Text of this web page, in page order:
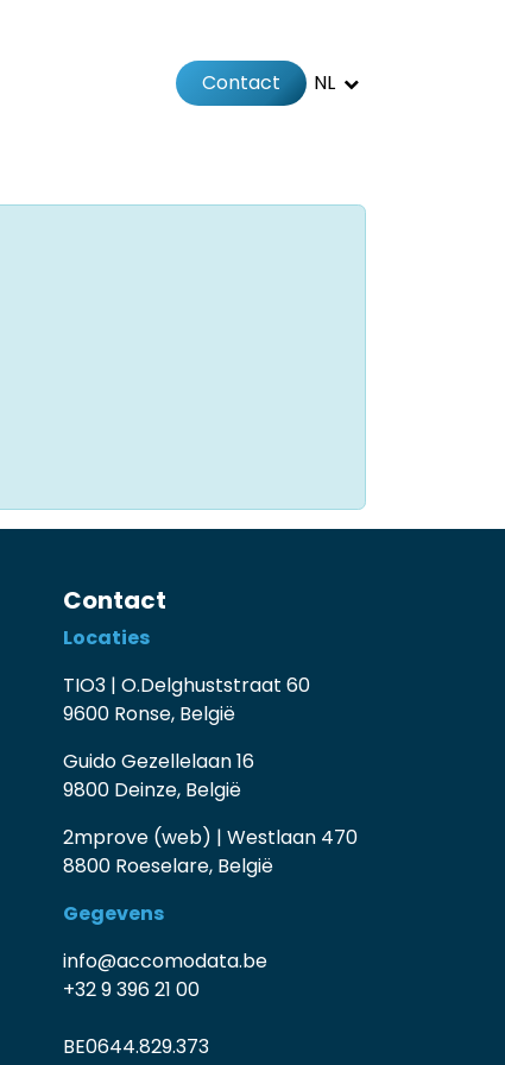
Contact NL
Contact
Locaties
TIO3 | O.Delghuststraat 60
9600 Ronse, België
Guido Gezellelaan 16
9800 Deinze, België
2mprove (web) | Westlaan 470
8800 Roeselare, België
Gegevens
info@accomodata.be
+32 9 396 21 00
BE0644.829.373